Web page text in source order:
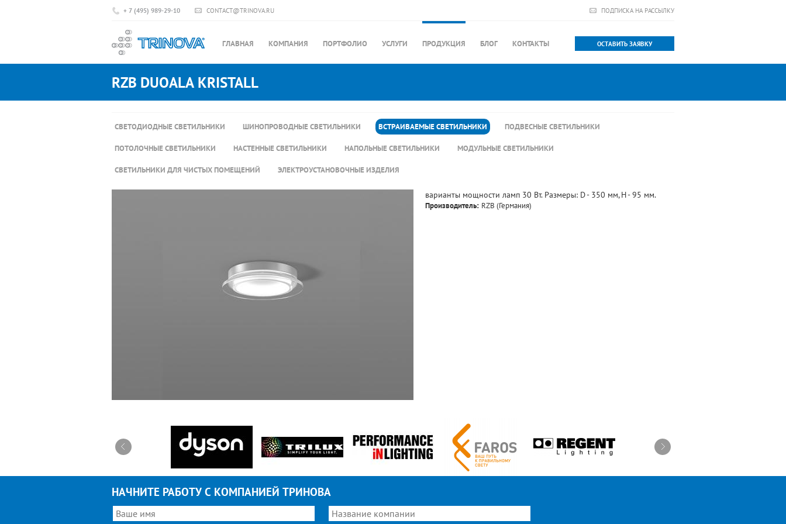
ПОДПИСКА НА РАССЫЛКУ
+ 7 (495) 989-29-10 CONTACT@TRINOVA.RU
ОСТАВИТЬ ЗАЯВКУ
ГЛАВНАЯ КОМПАНИЯ ПОРТФОЛИО УСЛУГИ ПРОДУКЦИЯ БЛОГ КОНТАКТЫ
RZB DUOALA KRISTALL
СВЕТОДИОДНЫЕ СВЕТИЛЬНИКИ ШИНОПРОВОДНЫЕ СВЕТИЛЬНИКИ ВСТРАИВАЕМЫЕ СВЕТИЛЬНИКИ ПОДВЕСНЫЕ СВЕТИЛЬНИКИ
ПОТОЛОЧНЫЕ СВЕТИЛЬНИКИ НАСТЕННЫЕ СВЕТИЛЬНИКИ НАПОЛЬНЫЕ СВЕТИЛЬНИКИ МОДУЛЬНЫЕ СВЕТИЛЬНИКИ
СВЕТИЛЬНИКИ ДЛЯ ЧИСТЫХ ПОМЕЩЕНИЙ ЭЛЕКТРОУСТАНОВОЧНЫЕ ИЗДЕЛИЯ
варианты мощности ламп 30 Вт. Размеры: D - 350 мм, H - 95 мм.
Производитель: RZB (Германия)
НАЧНИТЕ РАБОТУ С КОМПАНИЕЙ ТРИНОВА